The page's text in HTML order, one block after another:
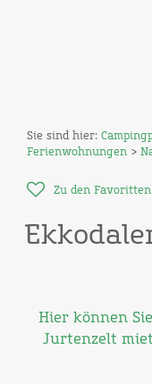
Sie sind hier:
Ferienwohnungen >
Zu den
Hier können
Jurtenzelt